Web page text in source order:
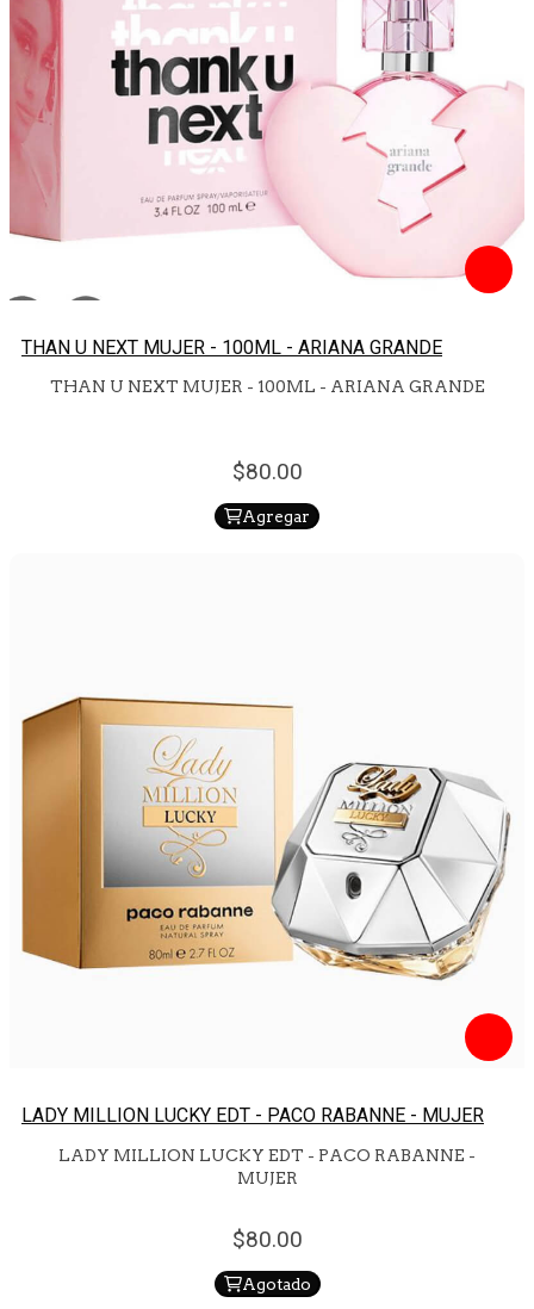
THAN U NEXT MUJER - 100ML - ARIANA GRANDE
THAN U NEXT MUJER - 100ML - ARIANA GRANDE
80.00
Agregar
LADY MILLION LUCKY EDT - PACO RABANNE - MUJER
LADY MILLION LUCKY EDT - PACO RABANNE -
MUJER
80.00
Agotado